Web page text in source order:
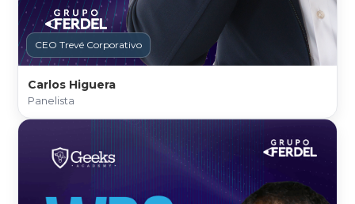
CEO Trevé Corporativo
Carlos Higuera
Panelista